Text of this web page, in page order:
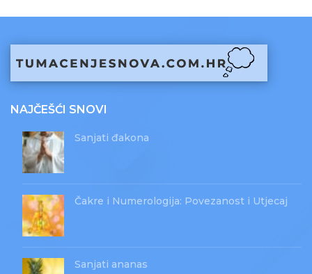
NAJČEŠĆI SNOVI
Sanjati đakona
Čakre i Numerologija: Povezanost i Utjecaj
Sanjati ananas